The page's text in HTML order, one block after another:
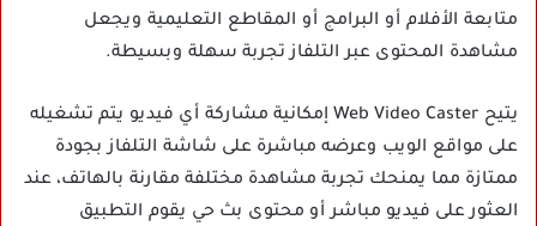
متابعة الأفلام أو البرامج أو المقاطع التعليمية ويجعل
مشاهدة المحتوى عبر التلفاز تجربة سهلة وبسيطة.
يتيح Web Video Caster إمكانية مشاركة أي فيديو يتم تشغيله
على مواقع الويب وعرضه مباشرة على شاشة التلفاز بجودة
ممتازة مما يمنحك تجربة مشاهدة مختلفة مقارنة بالهاتف، عند
العثور على فيديو مباشر أو محتوى بث حي يقوم التطبيق